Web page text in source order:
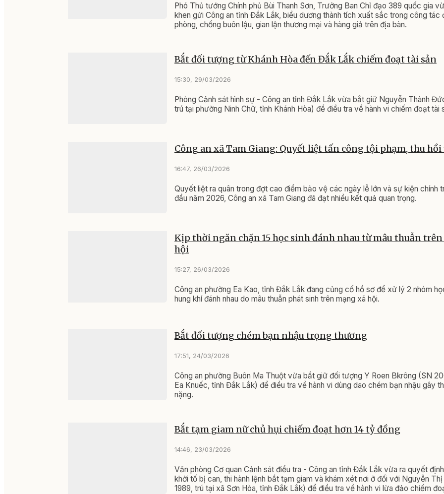
Phó Thủ tướng Chính phủ Bùi Thanh Sơn, Trưởng Ban Chỉ đạo 389 quốc gia
khen gửi Công an tỉnh Đắk Lắk, biểu dương thành tích xuất sắc trong công tác
phòng, chống buôn lậu, gian lận thương mại và hàng giả trên địa bàn.
Bắt đối tượng từ Khánh Hòa đến Đắk Lắk chiếm đoạt tài sản
15:30, 29/03/2026
Phòng Cảnh sát hình sự - Công an tỉnh Đắk Lắk vừa bắt giữ Nguyễn Thành
trú tại phường Ninh Chữ, tỉnh Khánh Hòa) để điều tra về hành vi chiếm đoạt tài
Công an xã Tam Giang: Quyết liệt tấn công tội phạm, thu
16:47, 26/03/2026
Quyết liệt ra quân trong đợt cao điểm bảo vệ các ngày lễ lớn và sự kiện chính
đầu năm 2026, Công an xã Tam Giang đã đạt nhiều kết quả quan trọng.
Kịp thời ngăn chặn 15 học sinh đánh nhau từ mâu thuẫn
hội
15:27, 26/03/2026
Công an phường Ea Kao, tỉnh Đắk Lắk đang củng cố hồ sơ để xử lý 2 nhóm
hung khí đánh nhau do mâu thuẫn phát sinh trên mạng xã hội.
Bắt đối tượng chém bạn nhậu trọng thương
17:51, 24/03/2026
Công an phường Buôn Ma Thuột vừa bắt giữ đối tượng Y Roen Bkrông (SN
Ea Knuếc, tỉnh Đắk Lắk) để điều tra về hành vi dùng dao chém bạn nhậu gây
nặng.
Bắt tạm giam nữ chủ hụi chiếm đoạt hơn 14 tỷ đồng
14:46, 23/03/2026
Văn phòng Cơ quan Cảnh sát điều tra - Công an tỉnh Đắk Lắk vừa ra quyết
khởi tố bị can, thi hành lệnh bắt tạm giam và khám xét nơi ở đối với Nguyễn
1989, trú tại xã Sơn Hòa, tỉnh Đắk Lắk) để điều tra về hành vi lừa đảo chiếm